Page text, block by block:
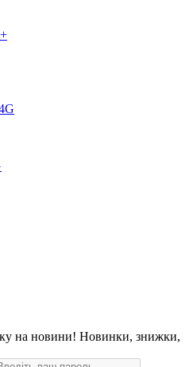
на новини! Новинки, знижки,